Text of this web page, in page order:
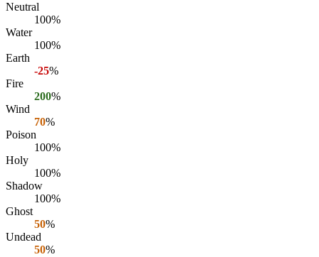
Neutral
100%
Water
100%
Earth
-25%
Fire
200%
Wind
70%
Poison
100%
Holy
100%
Shadow
100%
Ghost
50%
Undead
50%